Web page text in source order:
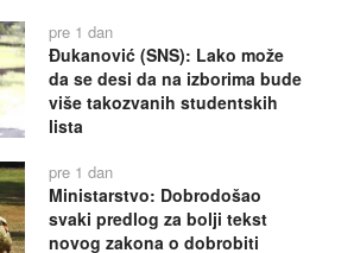
pre 1 dan
Đukanović (SNS): Lako može
da se desi da na izborima bude
više takozvanih studentskih
lista
pre 1 dan
Ministarstvo: Dobrodošao
svaki predlog za bolji tekst
novog zakona o dobrobiti